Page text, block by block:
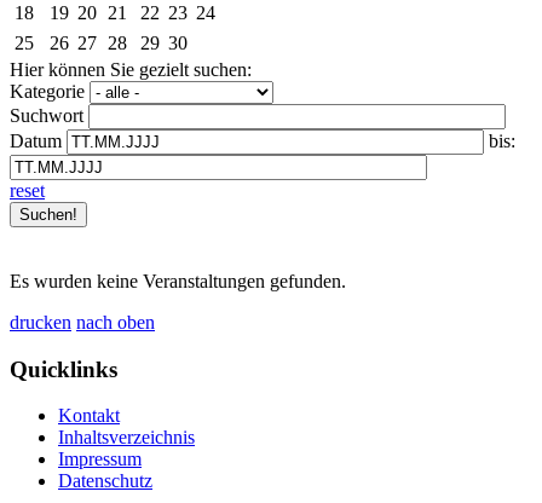
18
19 20 21 22 23 24
25
26 27 28 29 30
Hier können Sie gezielt suchen:
Kategorie
Suchwort
Datum
bis:
reset
Es wurden keine Veranstaltungen gefunden.
drucken nach oben
Quicklinks
Kontakt
Inhaltsverzeichnis
Impressum
Datenschutz